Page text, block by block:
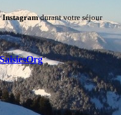
Instagramdurant votre séjour